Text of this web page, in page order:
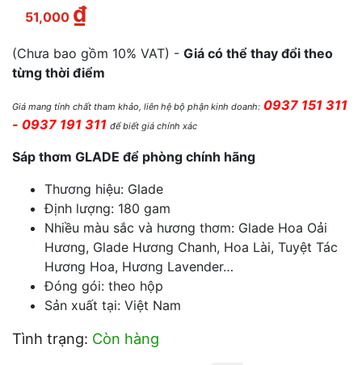
51,000 ₫
(Chưa bao gồm 10% VAT) - Giá có thể thay đổi theo
từng thời điểm
Giá mang tính chất tham khảo, liên hệ bộ phận kinh doanh: 0937 151 311
- 0937 191 311 để biết giá chính xác
Sáp thơm GLADE để phòng chính hãng
Thương hiệu: Glade
Định lượng: 180 gam
Nhiều màu sắc và hương thơm: Glade Hoa Oải
Hương, Glade Hương Chanh, Hoa Lài, Tuyệt Tác
Hương Hoa, Hương Lavender…
Đóng gói: theo hộp
Sản xuất tại: Việt Nam
Tình trạng: Còn hàng